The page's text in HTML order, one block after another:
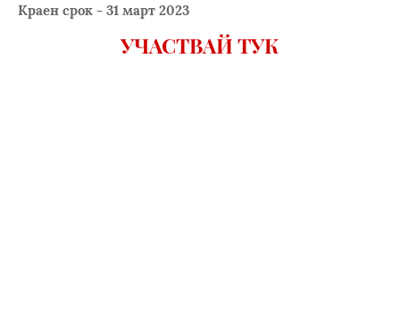
Краен срок - 31 март 2023
УЧАСТВАЙ ТУК